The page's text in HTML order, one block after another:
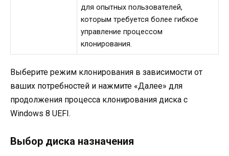
для опытных пользователей,
которым требуется более гибкое
управление процессом
клонирования.
Выберите режим клонирования в зависимости от
ваших потребностей и нажмите «Далее» для
продолжения процесса клонирования диска с
Windows 8 UEFI.
Выбор диска назначения